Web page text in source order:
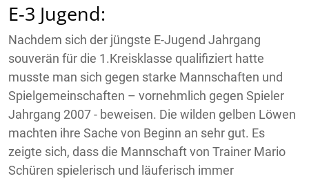
E-3 Jugend:
Nachdem sich der jüngste E-Jugend Jahrgang
souverän für die 1.Kreisklasse qualifiziert hatte
musste man sich gegen starke Mannschaften und
Spielgemeinschaften – vornehmlich gegen Spieler
Jahrgang 2007 - beweisen. Die wilden gelben Löwen
machten ihre Sache von Beginn an sehr gut. Es
zeigte sich, dass die Mannschaft von Trainer Mario
Schüren spielerisch und läuferisch immer